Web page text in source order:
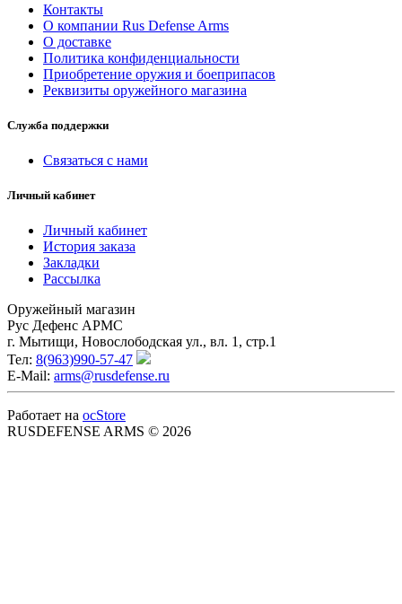
Контакты
О компании Rus Defense Arms
О доставке
Политика конфиденциальности
Приобретение оружия и боеприпасов
Реквизиты оружейного магазина
Служба поддержки
Связаться с нами
Личный кабинет
Личный кабинет
История заказа
Закладки
Рассылка
Оружейный магазин
Рус Дефенс АРМС
г. Мытищи, Новослободская ул., вл. 1, стр.1
Тел: 8(963)990-57-47
E-Mail: arms@rusdefense.ru
Работает на ocStore
RUSDEFENSE ARMS © 2026